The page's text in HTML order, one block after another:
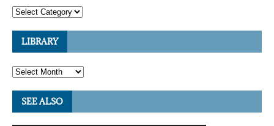
LIBRARY
SEE ALSO